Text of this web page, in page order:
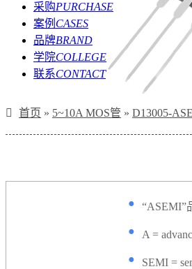
采购PURCHASE
案例 CASES
品牌BRAND
学院COLLEGE
联系CONTACT
首页 » 5~10A MOS管 » D13005-
● “ASEMI”
● A =
● SEMI =